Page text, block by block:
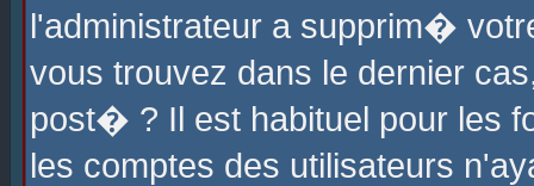
l'administrateur a supprim�
vous trouvez dans le dernier
post� ? Il est habituel pour les
les comptes des utilisateurs